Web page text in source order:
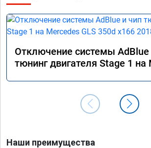
Отключение системы AdBlue
тюнинг двигателя Stage 1 на
Наши преимущества